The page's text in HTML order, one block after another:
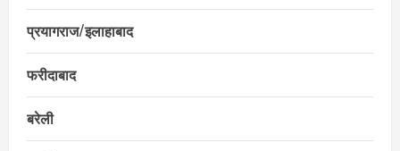
प्रयागराज/इलाहाबाद
फरीदाबाद
बरेली